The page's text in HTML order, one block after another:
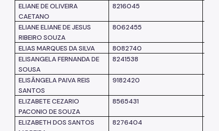
ELIANE DE OLIVEIRA
CAETANO
8216045
ELIANE ELIANE DE JESUS
RIBEIRO SOUZA
8062455
ELIAS MARQUES DA SILVA 8082740
ELISANGELA FERNANDA DE
SOUSA
8241538
ELISÂNGELA PAIVA REIS
SANTOS
9182420
ELIZABETE CEZARIO
PACONIO DE SOUZA
8565431
ELIZABETH DOS SANTOS
8276404